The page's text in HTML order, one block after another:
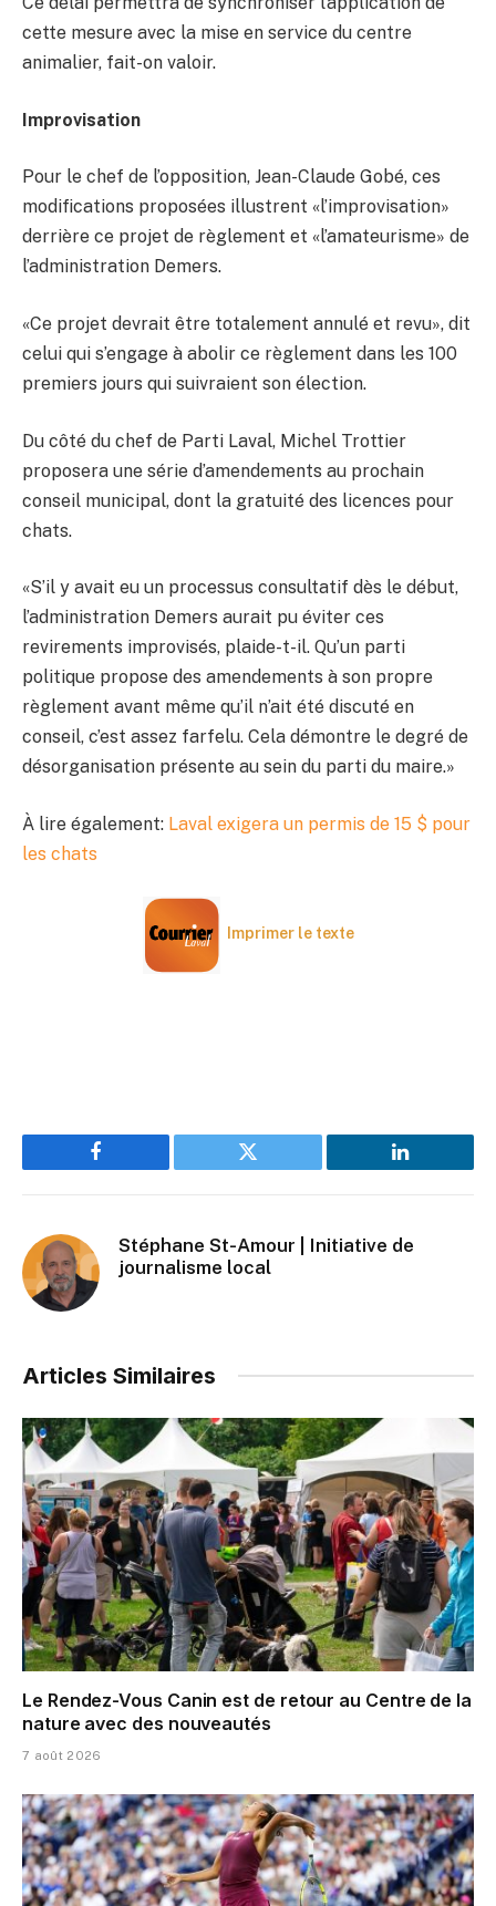
cette mesure avec la mise en service du centre
animalier, fait-on valoir.
Improvisation
Pour le chef de l’opposition, Jean-Claude Gobé, ces
modifications proposées illustrent «l’improvisation»
derrière ce projet de règlement et «l’amateurisme» de
l’administration Demers.
«Ce projet devrait être totalement annulé et revu», dit
celui qui s’engage à abolir ce règlement dans les 100
premiers jours qui suivraient son élection.
Du côté du chef de Parti Laval, Michel Trottier
proposera une série d’amendements au prochain
conseil municipal, dont la gratuité des licences pour
chats.
«S’il y avait eu un processus consultatif dès le début,
l’administration Demers aurait pu éviter ces
revirements improvisés, plaide-t-il. Qu’un parti
politique propose des amendements à son propre
règlement avant même qu’il n’ait été discuté en
conseil, c’est assez farfelu. Cela démontre le degré de
désorganisation présente au sein du parti du maire.»
À lire également: Laval exigera un permis de 15 $ pour
les chats
Imprimer le texte
Facebook Twitter LinkedIn
Stéphane St-Amour | Initiative de
journalisme local
Articles Similaires
Le Rendez-Vous Canin est de retour au Centre de la
nature avec des nouveautés
7 août 2026